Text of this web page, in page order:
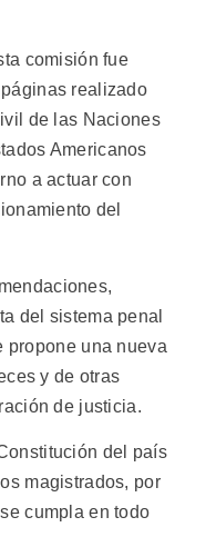
comisión fue
realizado
de las Naciones
Americanos
a actuar con
del
del sistema penal
propone una nueva
y de otras
de justicia.
del país
magistrados, por
cumpla en todo